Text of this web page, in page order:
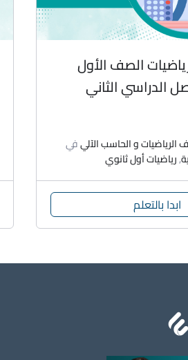
الصف الأول
الدراسي الثاني
الرياضيات و الحاسب الآليفي
,رياضيات أول ثانوي
ابدا بالتعلم